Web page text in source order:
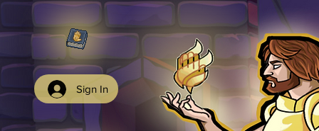
Sign In